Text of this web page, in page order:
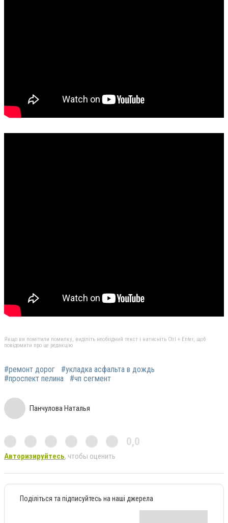
Якщо ви помітили помилку, виділіть необхідний текст і натисніть Ctrl + Enter, щоб
повідомити про це редакцію
#ремонт дорог
#укладка асфальта в дождь
#проспект пелина
#чп сегмент
Панчулова Наталья
0,0
Авторизируйтесь, чтобы оценить
Поділіться та підписуйтесь на наші джерела